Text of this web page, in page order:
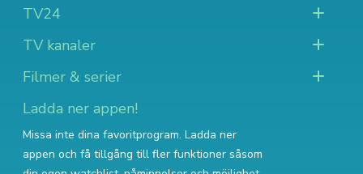
TV24
TV kanaler
Filmer & serier
Ladda ner appen!
Missa inte dina favoritprogram. Ladda ner
appen och få tillgång till fler funktioner såsom